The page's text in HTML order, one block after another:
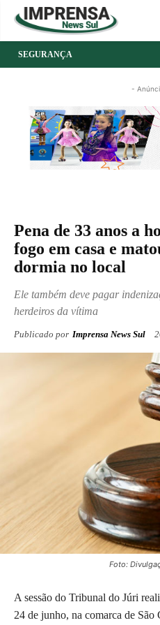
SEGURANÇA
-
Pena de 33 anos a
fogo em casa e
dormia no local
Ele também deve pagar
herdeiros da vítima
Publicado por Imprensa News Sul
Foto:
A sessão do Tribunal do Júri
24 de junho, na comarca de São